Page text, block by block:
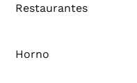
Restaurantes
Horno